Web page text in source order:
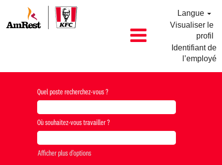
Langue
Visualiser le
profil
Identifiant de
l’employé
Quel poste recherchez-vous ?
Où souhaitez-vous travailler ?
Afficher plus d’options